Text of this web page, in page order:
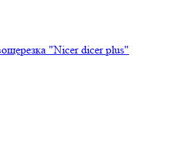
"Nicer dicer plus"